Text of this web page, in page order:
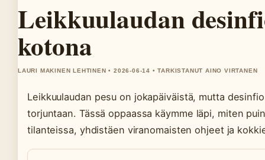
Leikkuulaudan
kotona
LAURI MAKINEN LEHTINEN • 2026-06-14 • TARKISTANUT AINO VIRTANEN
Leikkuulaudan pesu on jokapäiväistä, mutta
torjuntaan. Tässä oppaassa käymme läpi, miten
tilanteissa, yhdistäen viranomaisten ohjeet ja